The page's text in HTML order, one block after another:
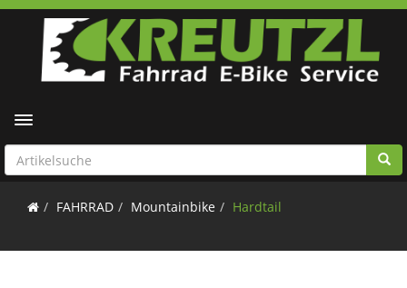
Toggle navigation
FAHRRAD Mountainbike Hardtail